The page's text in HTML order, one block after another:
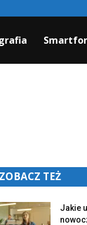
ZOBACZ TEŻ
Jakie